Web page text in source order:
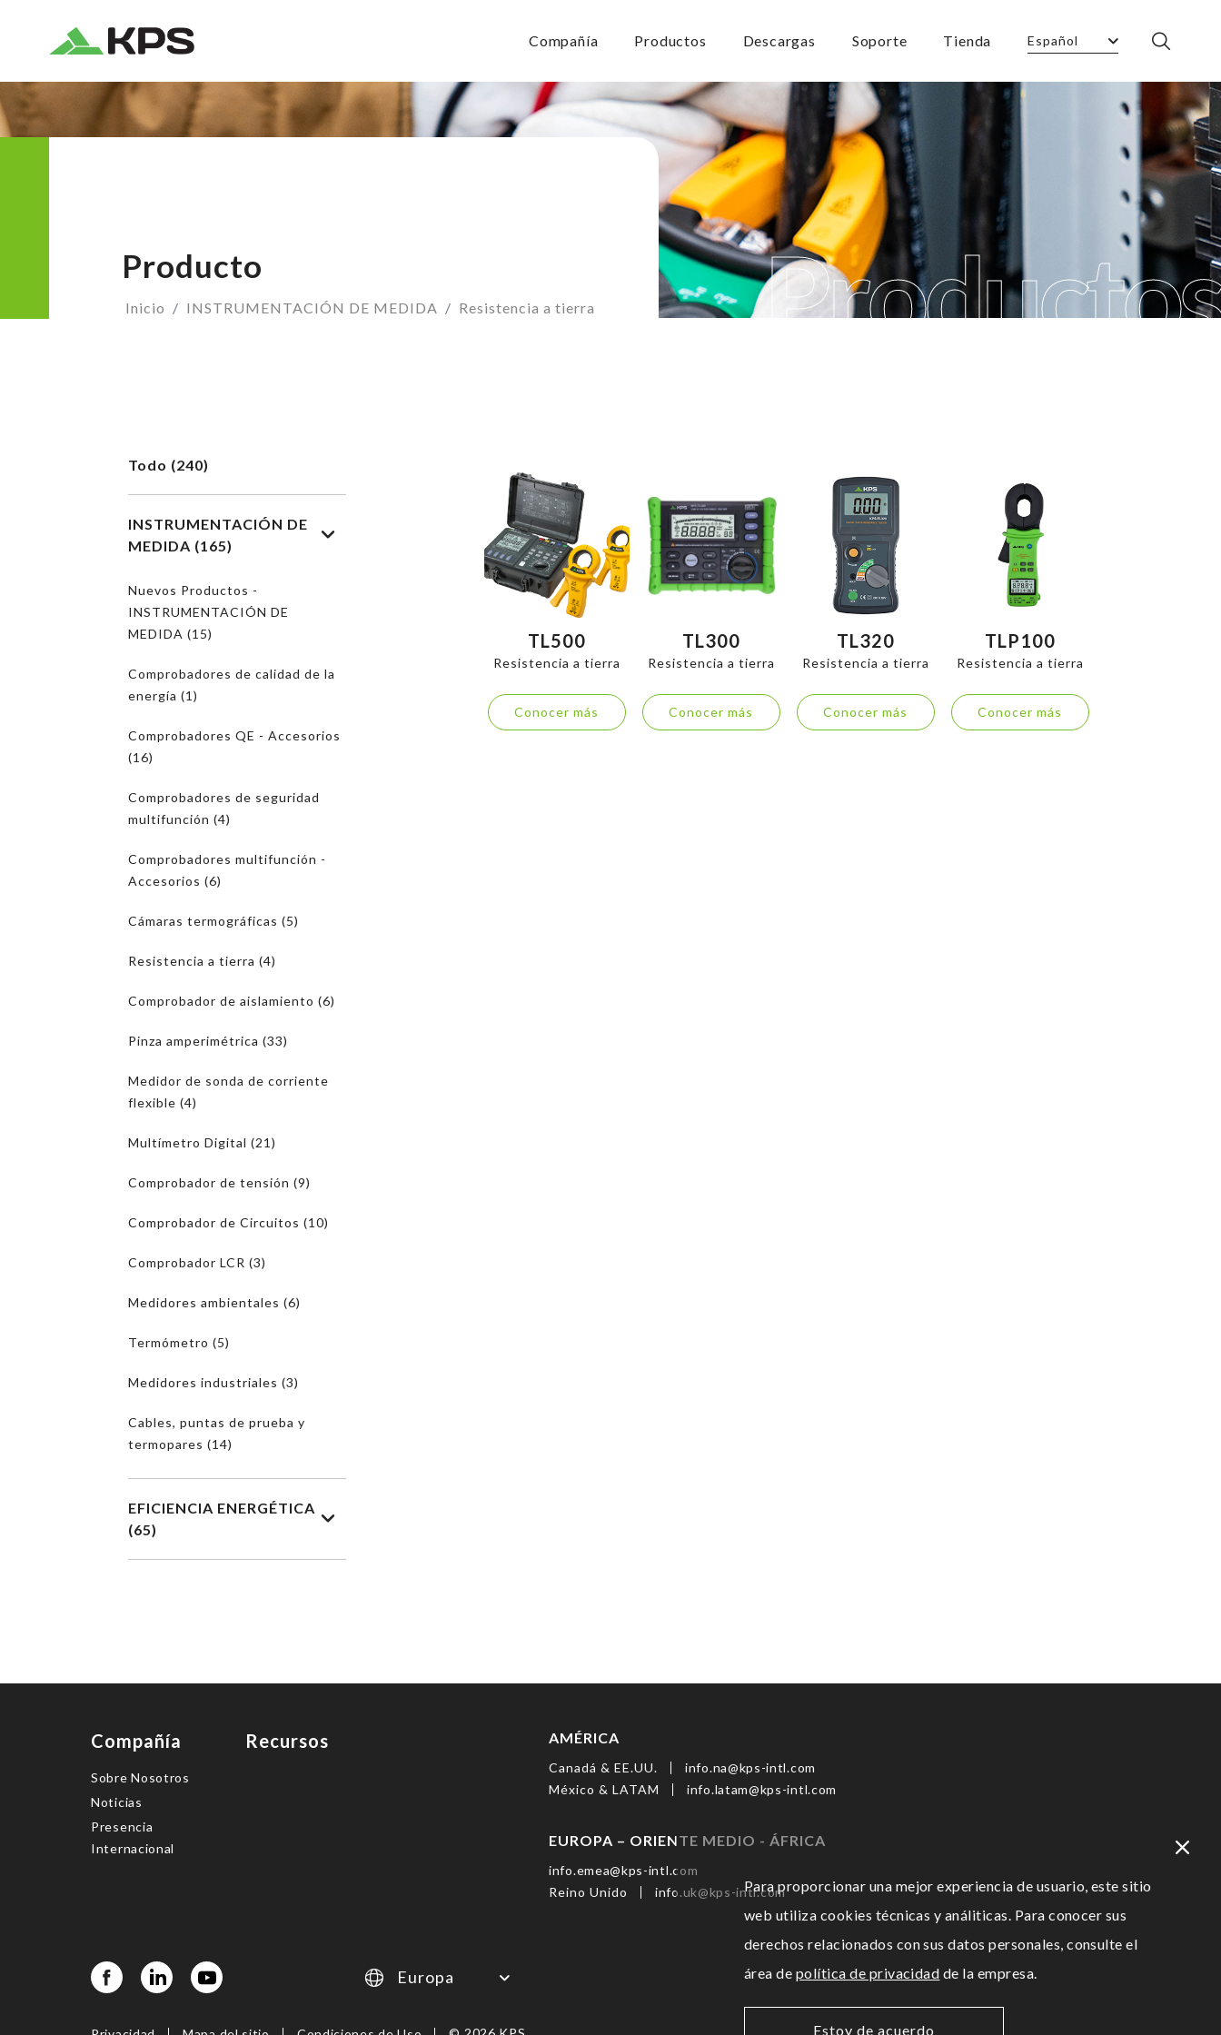
KPS Compañía Productos Descargas Soporte Tienda Español
Para proporcionar una mejor experiencia de usuario, este sitio
web utiliza cookies técnicas y análiticas. Para conocer sus
derechos relacionados con sus datos personales, consulte el
área de política de privacidad de la empresa.
Estoy de acuerdo
Producto
Inicio INSTRUMENTACIÓN DE MEDIDA Resistencia a tierra Productos
Todo (240)
INSTRUMENTACIÓN DE
MEDIDA (165)
Nuevos Productos -
INSTRUMENTACIÓN DE
MEDIDA (15)
Comprobadores de calidad de la
energía (1)
Comprobadores QE - Accesorios
(16)
Comprobadores de seguridad
multifunción (4)
Comprobadores multifunción -
Accesorios (6)
Cámaras termográficas (5)
Resistencia a tierra (4)
Comprobador de aislamiento (6)
Pinza amperimétrica (33)
Medidor de sonda de corriente
flexible (4)
Multímetro Digital (21)
Comprobador de tensión (9)
Comprobador de Circuitos (10)
Comprobador LCR (3)
Medidores ambientales (6)
Termómetro (5)
Medidores industriales (3)
Cables, puntas de prueba y
termopares (14)
EFICIENCIA ENERGÉTICA
(65)
TL500
Resistencia a tierra
Conocer más
TL300
Resistencia a tierra
Conocer más
TL320
Resistencia a tierra
Conocer más
TLP100
Resistencia a tierra
Conocer más
Compañía
Sobre Nosotros
Noticias
Presencia
Internacional
Recursos AMÉRICA
Canadá & EE.UU.
info.na@kps-intl.com
México & LATAM
info.latam@kps-intl.com
EUROPA – ORIENTE MEDIO - ÁFRICA
info.emea@kps-intl.com
Reino Unido
info.uk@kps-intl.com
Europa